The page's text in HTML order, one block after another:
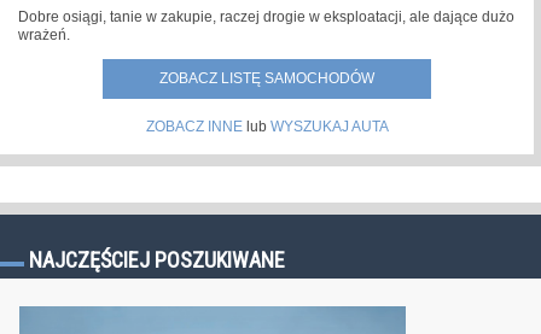
Dobre osiągi, tanie w zakupie, raczej drogie w eksploatacji, ale dające dużo
wrażeń.
ZOBACZ LISTĘ SAMOCHODÓW
ZOBACZ INNElub WYSZUKAJ AUTA
NAJCZĘŚCIEJ POSZUKIWANE